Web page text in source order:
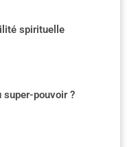
spirituelle
super-pouvoir ?